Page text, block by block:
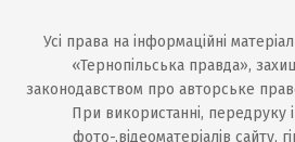
Усі права на інформаційні
«Тернопільська правда»,
законодавством про авторське
При використанні, передруку
фото-,відеоматеріалів сайту,